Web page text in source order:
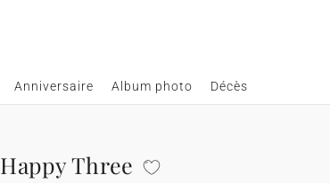
Anniversaire Album photo Décès
Happy Three